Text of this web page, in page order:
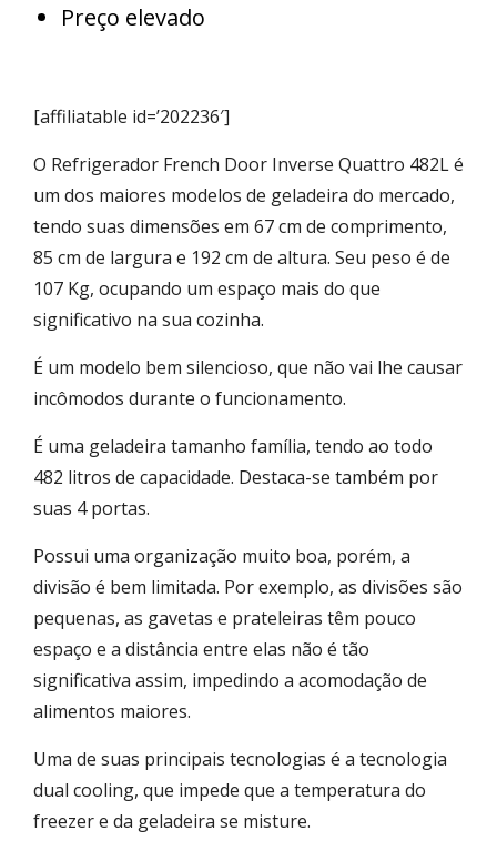
Preço elevado
[affiliatable id=’202236′]
O Refrigerador French Door Inverse Quattro 482L é
um dos maiores modelos de geladeira do mercado,
tendo suas dimensões em ‎67 cm de comprimento,
85 cm de largura e 192 cm de altura. Seu peso é de
107 Kg, ocupando um espaço mais do que
significativo na sua cozinha.
É um modelo bem silencioso, que não vai lhe causar
incômodos durante o funcionamento.
É uma geladeira tamanho família, tendo ao todo
482 litros de capacidade. Destaca-se também por
suas 4 portas.
Possui uma organização muito boa, porém, a
divisão é bem limitada. Por exemplo, as divisões são
pequenas, as gavetas e prateleiras têm pouco
espaço e a distância entre elas não é tão
significativa assim, impedindo a acomodação de
alimentos maiores.
Uma de suas principais tecnologias é a tecnologia
dual cooling, que impede que a temperatura do
freezer e da geladeira se misture.